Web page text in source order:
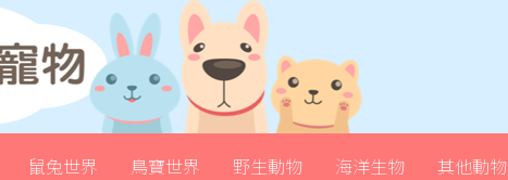
鼠兔世界 鳥寶世界 野生動物 海洋生物 其他動物